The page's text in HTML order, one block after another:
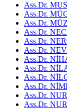
Ass.Dr.
Ass.Dr.
Ass.Dr.
Ass.Dr.
Ass.Dr.
Ass.Dr.
Ass.Dr.
Ass.Dr.
Ass.Dr.
Ass.Dr.
Ass.Dr.
Ass.Dr.